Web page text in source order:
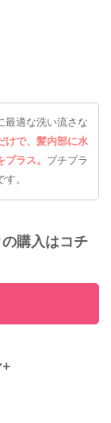
最適な洗い流さな
けで、髪内部に水
ラス。
プチプラ
。
購入はコチ